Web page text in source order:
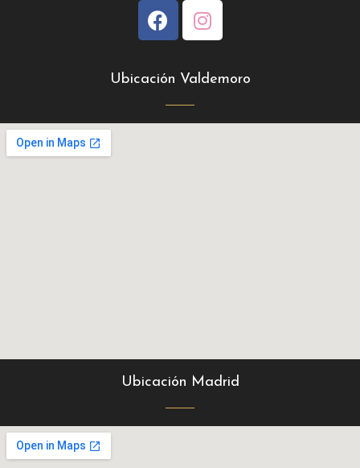
Ubicación Valdemoro
Ubicación Madrid